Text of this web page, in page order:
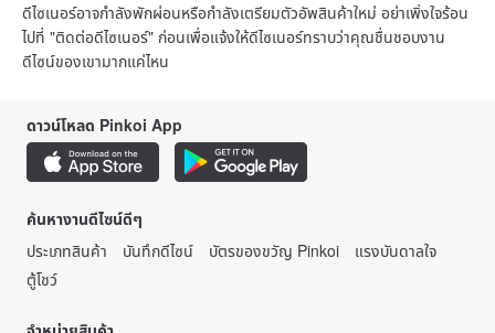
ดีไซเนอร์อาจกำลังพักผ่อนหรือกำลังเตรียมตัวอัพสินค้าใหม่ อย่าเพิ่งใจร้อน
ไปที่ "ติดต่อดีไซเนอร์" ก่อนเพื่อแจ้งให้ดีไซเนอร์ทราบว่าคุณชื่นชอบงาน
ดีไซน์ของเขามากแค่ไหน
ดาวน์โหลด Pinkoi App
ค้นหางานดีไซน์ดีๆ
ประเภทสินค้า
บันทึกดีไซน์ บัตรของขวัญ Pinkoi
แรงบันดาลใจ
ตู้โชว์